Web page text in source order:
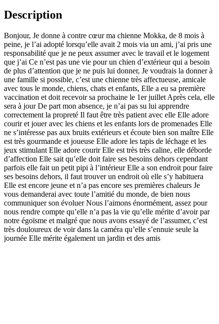
Description
Bonjour, Je donne à contre cœur ma chienne Mokka, de 8 mois à
peine, je l’ai adopté lorsqu’elle avait 2 mois via un ami, j’ai pris une
responsabilité que je ne peux assumer avec le travail et le logement
que j’ai Ce n’est pas une vie pour un chien d’extérieur qui a besoin
de plus d’attention que je ne puis lui donner, Je voudrais la donner à
une famille si possible, c’est une chienne très affectueuse, amicale
avec tous le monde, chiens, chats et enfants, Elle a eu sa première
vaccination et doit recevoir sa prochaine le 1er juillet Après cela, elle
sera à jour De part mon absence, je n’ai pas su lui apprendre
correctement la propreté Il faut être très patient avec elle Elle adore
courir et jouer avec les chiens et les enfants lors de promenades Elle
ne s’intéresse pas aux bruits extérieurs et écoute bien son maître Elle
est très gourmande et joueuse Elle adore les tapis de léchage et les
jeux stimulant Elle adore courir Elle est très très caline, elle déborde
d’affection Elle sait qu’elle doit faire ses besoins dehors cependant
parfois elle fait un petit pipi à l’intérieur Elle a son endroit pour faire
ses besoins dehors, il faut trouver un endroit où elle s’y habituera
Elle est encore jeune et n’a pas encore ses premières chaleurs Je
vous demanderai avec toute l’amitié du monde, de bien nous
communiquer son évoluer Nous l’aimons énormément, assez pour
nous rendre compte qu’elle n’a pas la vie qu’elle mérite d’avoir par
notre égoïsme et malgré que nous avons essayé de l’assumer, c’est
très douloureux de voir dans la caméra qu’elle s’ennuie seule la
journée Elle mérite également un jardin et des amis